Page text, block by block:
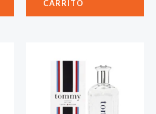
CARRITO